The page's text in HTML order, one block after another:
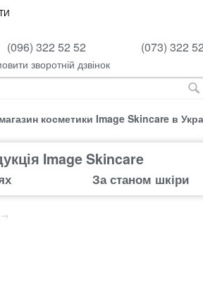
косметики Image Skincare в
(096) 322 52 52 (073) 322
зворотній дзвінок
Image Skincare
За станом шкіри
→